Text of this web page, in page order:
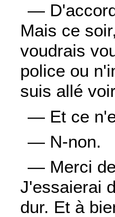
—
Mais ce
voudrais
police ou
suis allé
— Et ce
— N-non.
— Merci
J'essaierai
dur. Et à